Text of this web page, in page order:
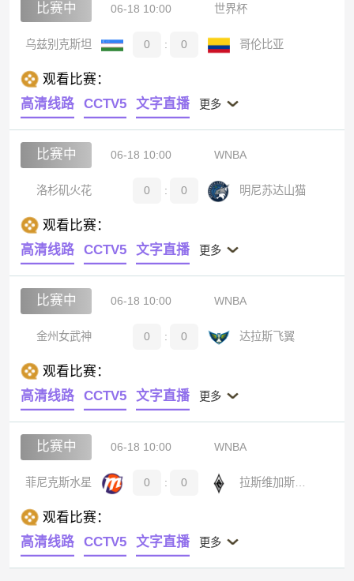
比赛中 06-18 10:00 世界杯
乌兹别克斯坦 0 : 0 哥伦比亚
观看比赛：
高清线路
CCTV5 文字直播 更多
比赛中 06-18 10:00 WNBA
洛杉矶火花 0 : 0 明尼苏达山猫
观看比赛：
高清线路
CCTV5 文字直播 更多
比赛中 06-18 10:00 WNBA
金州女武神 0 : 0 达拉斯飞翼
观看比赛：
高清线路
CCTV5 文字直播 更多
比赛中 06-18 10:00 WNBA
菲尼克斯水星 0 : 0
观看比赛：
高清线路
CCTV5 文字直播 更多